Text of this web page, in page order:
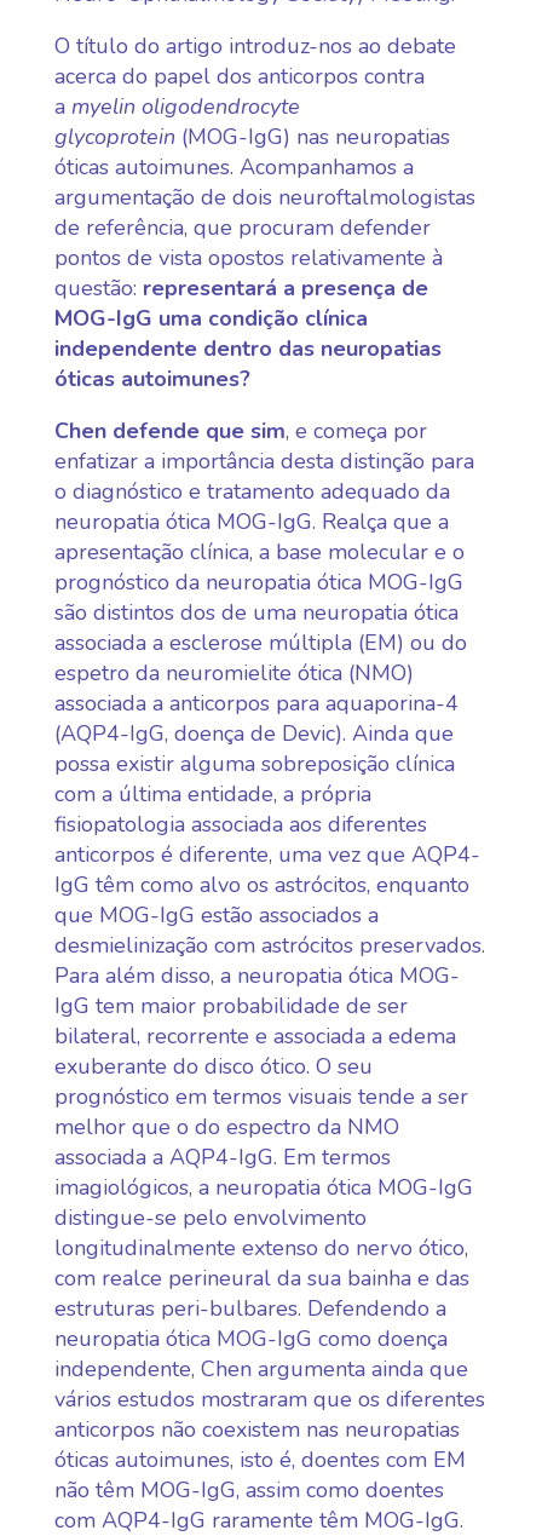
O título do artigo introduz-nos ao debate
acerca do papel dos anticorpos contra
a myelin oligodendrocyte
glycoprotein (MOG-IgG) nas neuropatias
óticas autoimunes. Acompanhamos a
argumentação de dois neuroftalmologistas
de referência, que procuram defender
pontos de vista opostos relativamente à
questão: representará a presença de
MOG-IgG uma condição clínica
independente dentro das neuropatias
óticas autoimunes?
Chen defende que sim, e começa por
enfatizar a importância desta distinção para
o diagnóstico e tratamento adequado da
neuropatia ótica MOG-IgG. Realça que a
apresentação clínica, a base molecular e o
prognóstico da neuropatia ótica MOG-IgG
são distintos dos de uma neuropatia ótica
associada a esclerose múltipla (EM) ou do
espetro da neuromielite ótica (NMO)
associada a anticorpos para aquaporina-4
(AQP4-IgG, doença de Devic). Ainda que
possa existir alguma sobreposição clínica
com a última entidade, a própria
fisiopatologia associada aos diferentes
anticorpos é diferente, uma vez que AQP4-
IgG têm como alvo os astrócitos, enquanto
que MOG-IgG estão associados a
desmielinização com astrócitos preservados.
Para além disso, a neuropatia ótica MOG-
IgG tem maior probabilidade de ser
bilateral, recorrente e associada a edema
exuberante do disco ótico. O seu
prognóstico em termos visuais tende a ser
melhor que o do espectro da NMO
associada a AQP4-IgG. Em termos
imagiológicos, a neuropatia ótica MOG-IgG
distingue-se pelo envolvimento
longitudinalmente extenso do nervo ótico,
com realce perineural da sua bainha e das
estruturas peri-bulbares. Defendendo a
neuropatia ótica MOG-IgG como doença
independente, Chen argumenta ainda que
vários estudos mostraram que os diferentes
anticorpos não coexistem nas neuropatias
óticas autoimunes, isto é, doentes com EM
não têm MOG-IgG, assim como doentes
com AQP4-IgG raramente têm MOG-IgG.